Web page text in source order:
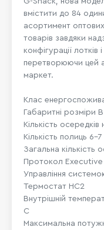
вмістити до 84
асортимент
товарів завдяки
конфігурації
перетворюючи цей
маркет.
Клас
Габаритні розміри
Кількість
Кількість полиць 6-7
Загальна кількість
Протокол
Управління
Термостат HC2
Внутрішній
C
Максимальна